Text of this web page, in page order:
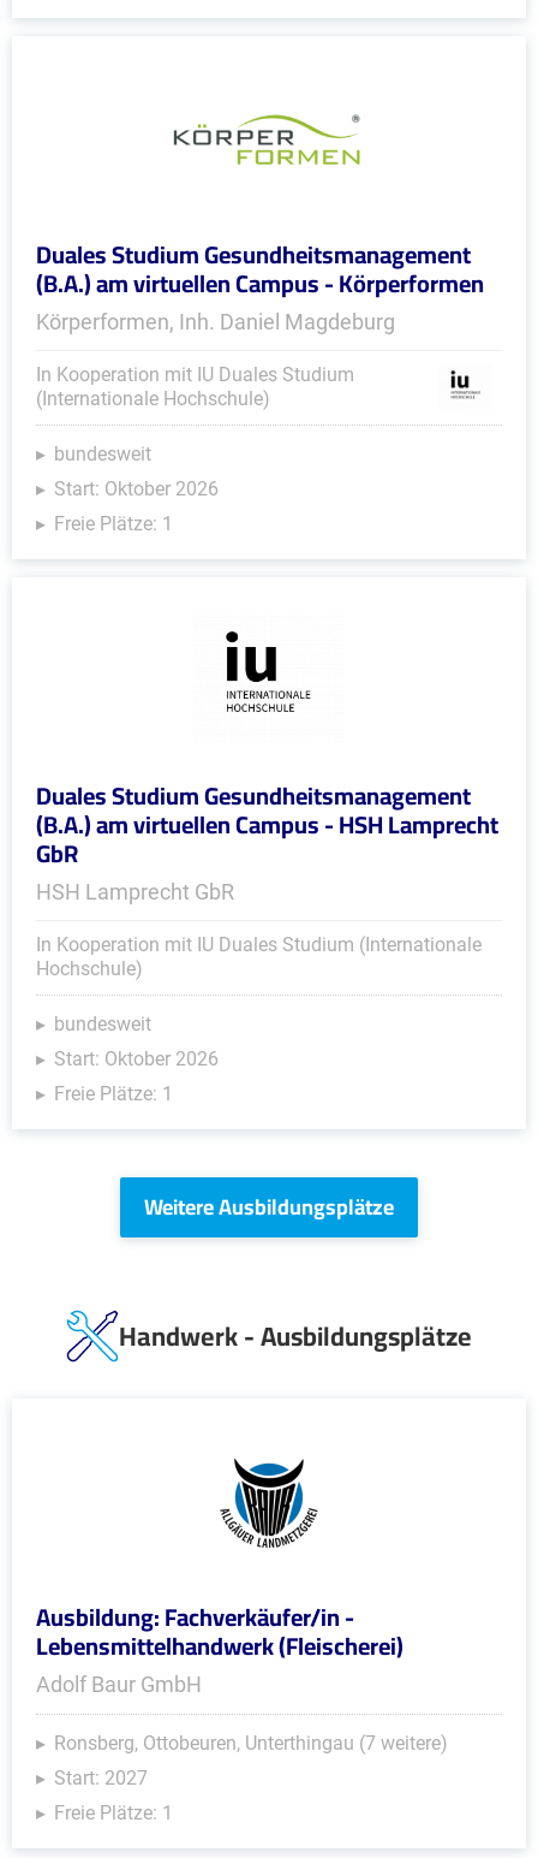
Duales Studium Gesundheitsmanagement
(B.A.) am virtuellen Campus - Körperformen
Körperformen, Inh. Daniel Magdeburg
In Kooperation mit IU Duales Studium
(Internationale Hochschule)
bundesweit
Start: Oktober 2026
Freie Plätze: 1
Duales Studium Gesundheitsmanagement
(B.A.) am virtuellen Campus - HSH Lamprecht
GbR
HSH Lamprecht GbR
In Kooperation mit IU Duales Studium (Internationale
Hochschule)
bundesweit
Start: Oktober 2026
Freie Plätze: 1
Weitere Ausbildungsplätze
Handwerk - Ausbildungsplätze
Ausbildung: Fachverkäufer/in -
Lebensmittelhandwerk (Fleischerei)
Adolf Baur GmbH
Ronsberg, Ottobeuren, Unterthingau (7 weitere)
Start: 2027
Freie Plätze: 1